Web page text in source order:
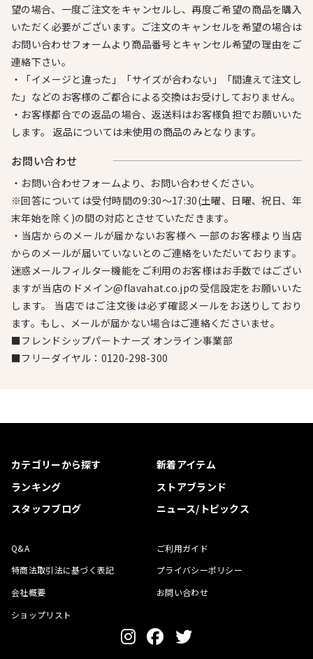
望の場合、一度ご注文をキャンセルし、再度ご希望の商品を購入
いただく必要がございます。ご注文のキャンセルを希望の場合は
お問い合わせフォームより商品番号とキャンセル希望の理由をご
連絡下さい。
・「イメージと違った」「サイズが合わない」「間違えて注文し
た」などのお客様のご都合による交換はお受けしておりません。
・お客様都合での返品の場合、返送料はお客様負担でお願いいた
します。 返品については未使用の商品のみとなります。
お問い合わせ
・お問い合わせフォームより、お問い合わせください。
※回答については受付時間の9:30～17:30(土曜、日曜、祝日、年
末年始を除く)の間の対応とさせていただきます。
・当店からのメールが届かないお客様へ 一部のお客様より当店
からのメールが届いていないとのご連絡をいただいております。
迷惑メールフィルター機能をご利用のお客様はお手数ではござい
ますが当店のドメイン@flavahat.co.jpの受信設定をお願いいた
します。 当店ではご注文後は必ず確認メールをお送りしており
ます。もし、メールが届かない場合はご連絡くださいませ。
■フレンドシップパートナーズ オンライン事業部
■フリーダイヤル： 0120-298-300
カテゴリーから探す
新着アイテム
ランキング
ストアブランド
スタッフブログ
ニュース/トピックス
Q&A
ご利用ガイド
特商法取引法に基づく表記
プライバシーポリシー
会社概要
お問い合わせ
ショップリスト